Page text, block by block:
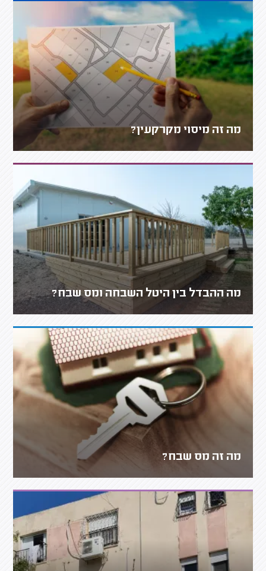
מה זה מיסוי מקרקעין?
מה ההבדל בין היטל השבחה ומס שבח?
מה זה מס שבח?